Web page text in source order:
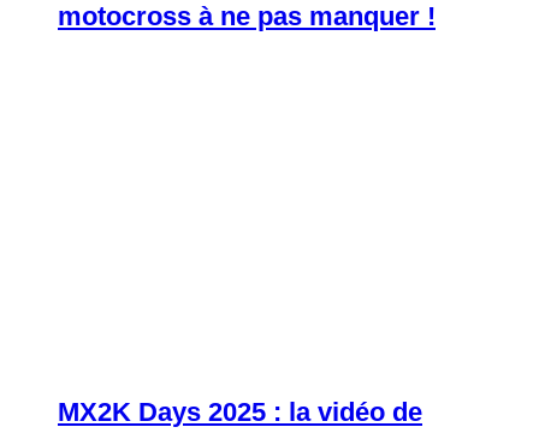
motocross à ne pas manquer !
MX2K Days 2025 : la vidéo de